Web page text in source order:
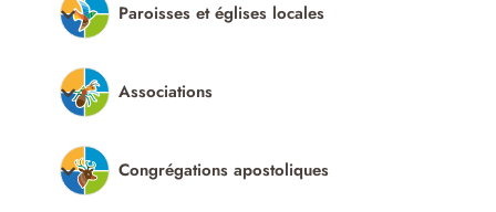
Paroisses et églises locales
Associations
Congrégations apostoliques